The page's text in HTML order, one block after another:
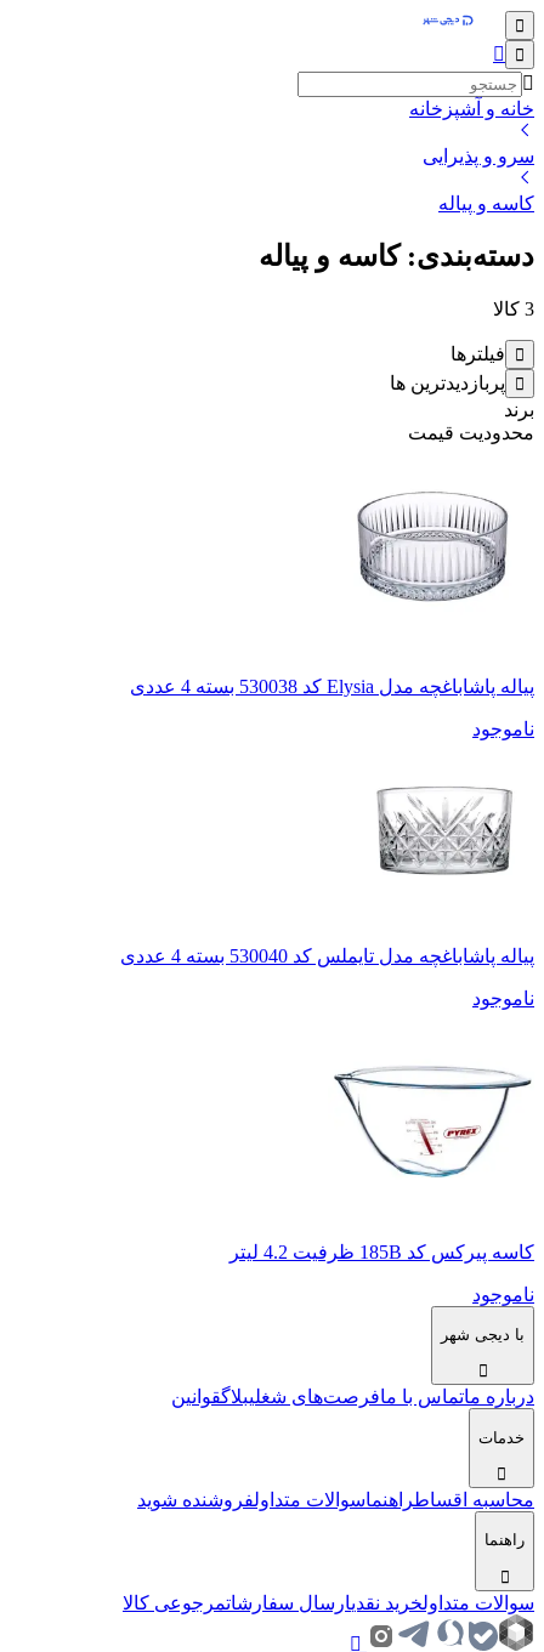
خانه و آشپزخانه
سرو و پذیرایی
کاسه و پیاله
دسته‌بندی: کاسه و پیاله
3 کالا
فیلترها
پربازدیدترین ها
برند
محدودیت قیمت
پیاله پاشاباغچه مدل Elysia کد 530038 بسته 4 عددی
ناموجود
پیاله پاشاباغچه مدل تایملس کد 530040 بسته 4 عددی
ناموجود
کاسه پیرکس کد 185B ظرفیت 4.2 لیتر
ناموجود
با دیجی شهر
درباره ماتماس با مافرصت‌های شغلیبلاگقوانین
خدمات
محاسبه اقساطراهنماسوالات متداولفروشنده شوید
راهنما
سوالات متداولخرید نقدیارسال سفارشاتمرجوعی کالا